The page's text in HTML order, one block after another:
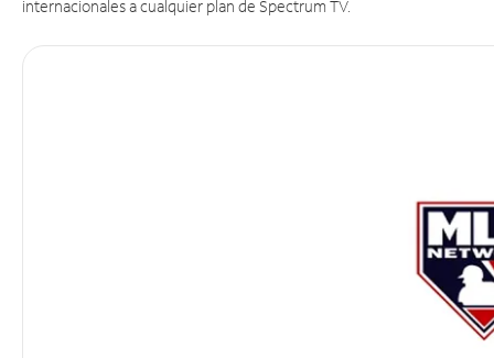
internacionales a cualquier plan de Spectrum TV.